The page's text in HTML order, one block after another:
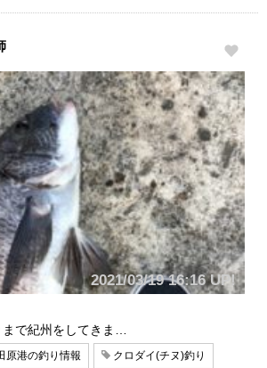
2021/03/19 16:16 UP!
で紀州をしてきま…
原港の釣り情報 クロダイ(チヌ)釣り